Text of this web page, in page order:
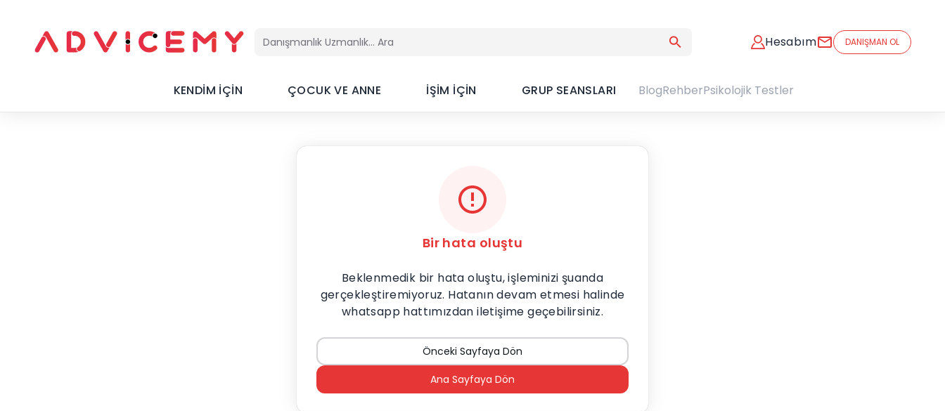
Hesabım DANIŞMAN OL
KENDİM İÇİN ÇOCUK VE ANNE İŞİM İÇİN GRUP SEANSLARI BlogRehberPsikolojik Testler
Bir hata oluştu
Beklenmedik bir hata oluştu, işleminizi şuanda
gerçekleştiremiyoruz. Hatanın devam etmesi halinde
whatsapp hattımızdan iletişime geçebilirsiniz.
Önceki Sayfaya Dön
Ana Sayfaya Dön